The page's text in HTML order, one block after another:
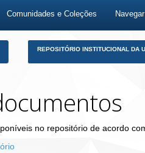
Comunidades e Coleções Navegar
REPOSITÓRIO INSTITUCIONAL DA
no repositório de acordo